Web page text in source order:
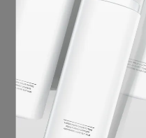
成為場上最亮眼的一位
PAR.T｜仿古彩虹耳針式耳
環
NT$160
Add to Cart